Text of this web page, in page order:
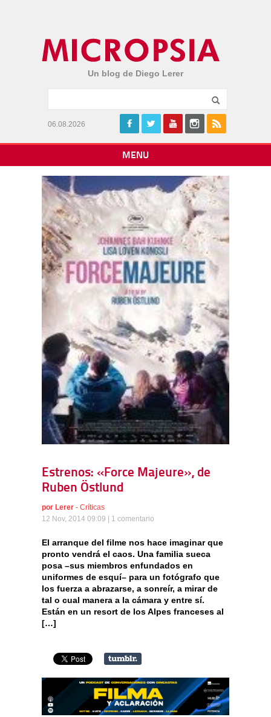
Un blog de Diego Lerer
06.08.2026
MENU
Estrenos: «Force Majeure», de
Ruben Östlund
por Lerer - Críticas
12 Nov, 2014 09:09 | 1 comentario
El arranque del filme nos hace imaginar que
pronto vendrá el caos. Una familia sueca
posa –sus miembros enfundados en
uniformes de esquí– para un fotógrafo que
los fuerza a abrazarse, a sonreír, a mirar de
tal o cual manera a la cámara y entre sí.
Están en un resort de los Alpes franceses al
[…]